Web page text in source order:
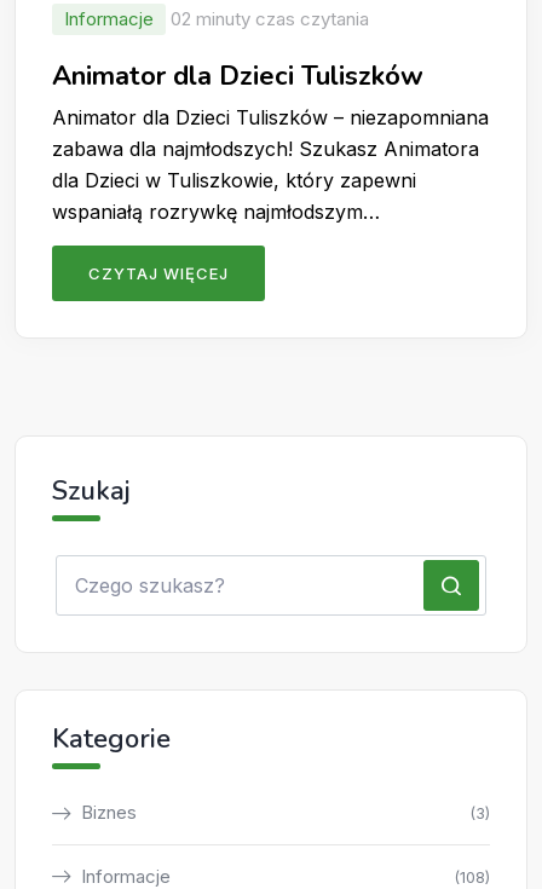
Informacje
02 minuty czas czytania
Animator dla Dzieci Tuliszków
Animator dla Dzieci Tuliszków – niezapomniana
zabawa dla najmłodszych! Szukasz Animatora
dla Dzieci w Tuliszkowie, który zapewni
wspaniałą rozrywkę najmłodszym…
CZYTAJ WIĘCEJ
Szukaj
Kategorie
Biznes (3)
Informacje (108)